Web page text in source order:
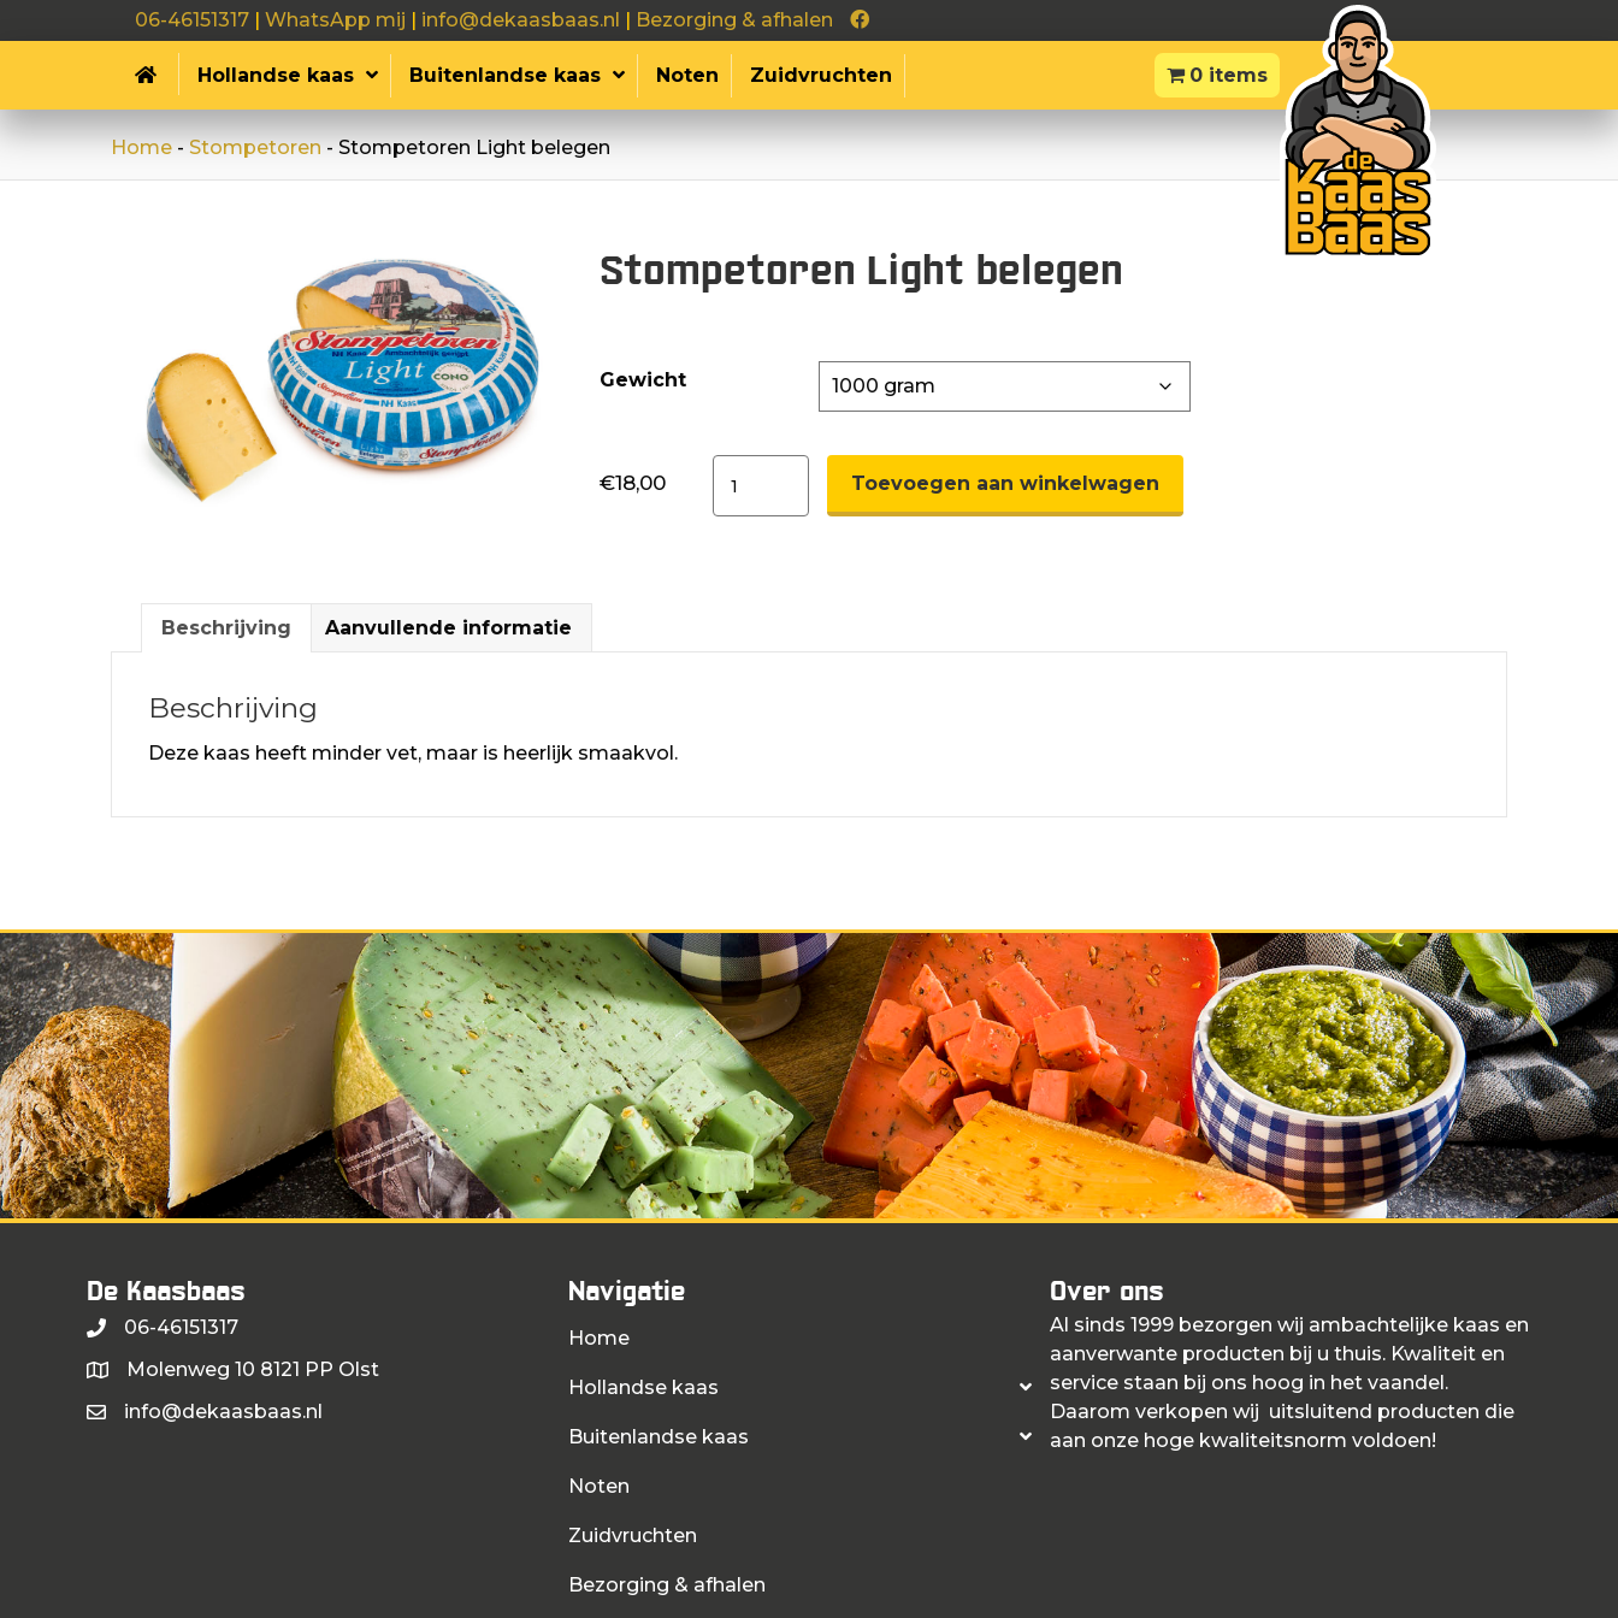
06-46151317 | WhatsApp mij | info@dekaasbaas.nl | Bezorging & afhalen
Hollandse kaas Buitenlandse kaas Noten Zuidvruchten 0 items
Home - Stompetoren - Stompetoren Light belegen
Stompetoren Light belegen
Gewicht
€18,00
Light
Toevoegen aan winkelwagen
Beschrijving Aanvullende informatie
Beschrijving
Deze kaas heeft minder vet, maar is heerlijk smaakvol.
De Kaasbaas
06-46151317
Molenweg 10 8121 PP Olst
info@dekaasbaas.nl
Navigatie
Home
Hollandse kaas
Buitenlandse kaas
Noten
Zuidvruchten
Bezorging & afhalen
Over ons
Al sinds 1999 bezorgen wij ambachtelijke kaas en
aanverwante producten bij u thuis. Kwaliteit en
service staan bij ons hoog in het vaandel.
Daarom verkopen wij uitsluitend producten die
aan onze hoge kwaliteitsnorm voldoen!